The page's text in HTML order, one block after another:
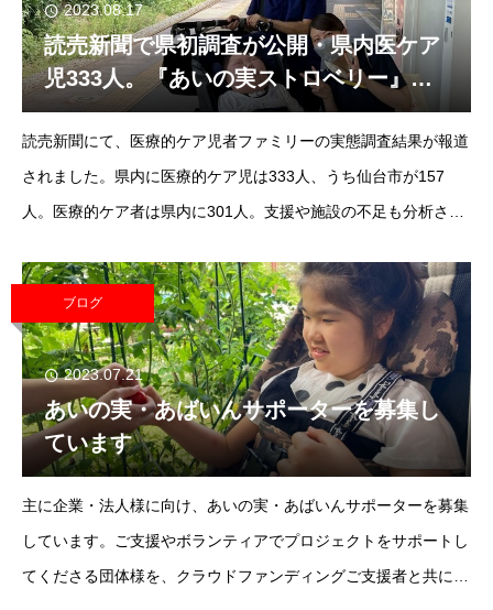
2023.08.17
読売新聞で県初調査が公開・県内医ケア
児333人。『あいの実ストロベリー』も
高評価の報道です！
読売新聞にて、医療的ケア児者ファミリーの実態調査結果が報道
されました。県内に医療的ケア児は333人、うち仙台市が157
人。医療的ケア者は県内に301人。支援や施設の不足も分析され
査 ：地域ニュース : 読売新聞 (y
ブログ
2023.07.21
あいの実・あばいんサポーターを募集し
ています
主に企業・法人様に向け、あいの実・あばいんサポーターを募集
しています。ご支援やボランティアでプロジェクトをサポートし
てくださる団体様を、クラウドファンディングご支援者と共に